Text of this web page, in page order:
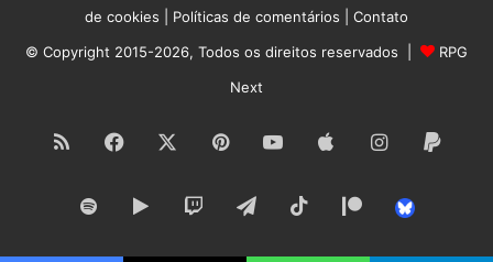
Plutônium: Deus do sol sombrio. Responsável pela
com portais.
de cookies
Políticas de comentários
Contato
© Copyright 2015-2026, Todos os direitos reservados |
RPG
Next
RSS Facebook PinterestYouTubeAppleInstagram
SpotifyGoogle
Play
TwitchTelegramTikTokPatreon